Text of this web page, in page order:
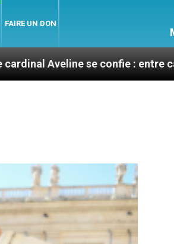
FAIRE UN DON
se confie : entre